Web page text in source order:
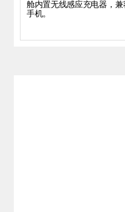
舱内置无线感应充电器，
手机。
架。抬起扶手时，可以使
后排还有两个杯架，安装在
门储物槽与集成瓶架、中
槽以及手套箱等。